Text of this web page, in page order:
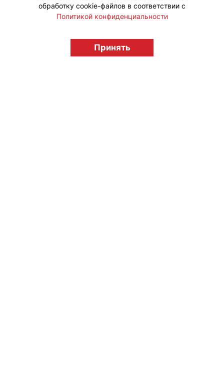
licensingrussia.ru, 2009-2026 12+
обработку cookie-файлов в соответствии с
Политикой конфиденциальности
Принять